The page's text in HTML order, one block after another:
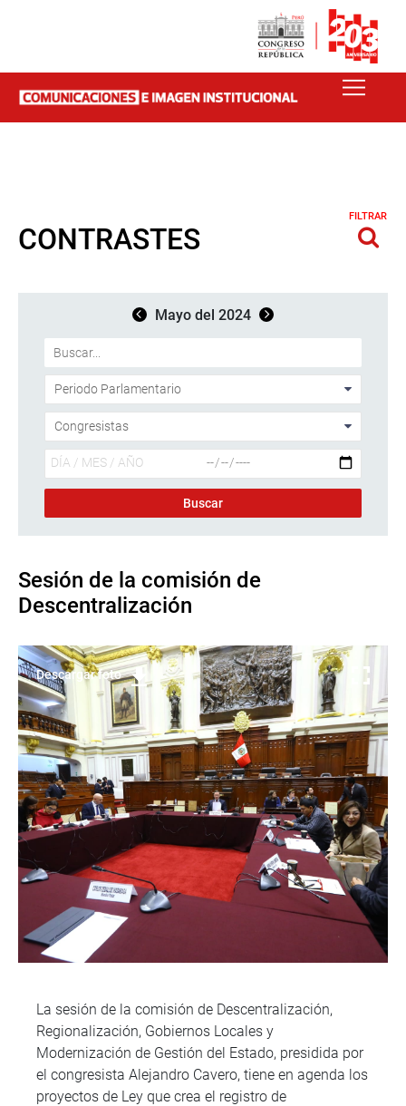
CONTRASTES
FILTRAR
Mayo del 2024
Sesión de la comisión de
Descentralización
Descargar foto
La sesión de la comisión de Descentralización,
Regionalización, Gobiernos Locales y
Modernización de Gestión del Estado, presidida por
el congresista Alejandro Cavero, tiene en agenda los
proyectos de Ley que crea el registro de